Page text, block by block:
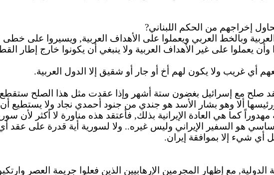
إخراجهم من الحكم اللبناني?
وبالخط العربي ويعملوا على الأهداف العربية, ويسيروا على
يعملوا على غير الأهداف العربية ولا ينبغي أن يكونوا خارج إطار
أي غريب ولا يكون لهم أخ أو جار أو شقيق إلا الدول العربية.
صلح مع إسرائيل بغضون ستة أشهر وإذا عقدت مثل هذا الصلح ستقطع
ألا وهو بشار الأسد هو جندي من جنود أحمدي نجاد ولا يستطيع
كما هي العادة الإيرانية بذلك, فأعتقد هذه مناورة لا أكثر لأن
هو السفير الإيراني وليس غيره.. ولا لسورية أية قدرة على عقد
شيء إلا بموافقة إيران.
مع إظهار المجرمين الإرهابيين الذين فعلوا جريمة العصر